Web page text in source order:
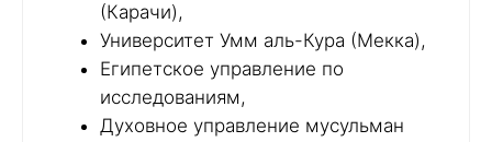
(Карачи),
Университет Умм аль-Кура (Мекка),
Египетское управление по
исследованиям,
Духовное управление мусульман